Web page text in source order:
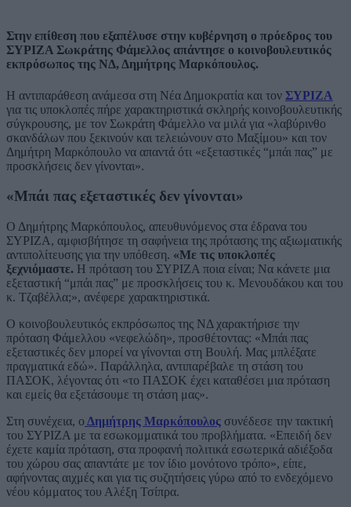
Στην επίθεση που εξαπέλυσε στην κυβέρνηση ο πρόεδρος του
ΣΥΡΙΖΑ Σωκράτης Φάμελλος απάντησε ο κοινοβουλευτικός
εκπρόσωπος της ΝΔ, Δημήτρης Μαρκόπουλος.
Η αντιπαράθεση ανάμεσα στη Νέα Δημοκρατία και τον ΣΥΡΙΖΑ
για τις υποκλοπές πήρε χαρακτηριστικά σκληρής κοινοβουλευτικής
σύγκρουσης, με τον Σωκράτη Φάμελλο να μιλά για «λαβύρινθο
σκανδάλων που ξεκινούν και τελειώνουν στο Μαξίμου» και τον
Δημήτρη Μαρκόπουλο να απαντά ότι «εξεταστικές “μπάι πας” με
προσκλήσεις δεν γίνονται».
«Μπάι πας εξεταστικές δεν γίνονται»
Ο Δημήτρης Μαρκόπουλος, απευθυνόμενος στα έδρανα του
ΣΥΡΙΖΑ, αμφισβήτησε τη σαφήνεια της πρότασης της αξιωματικής
αντιπολίτευσης για την υπόθεση. «Με τις υποκλοπές
ξεχνιόμαστε. Η πρόταση του ΣΥΡΙΖΑ ποια είναι; Να κάνετε μια
εξεταστική “μπάι πας” με προσκλήσεις του κ. Μενουδάκου και του
κ. Τζαβέλλα;», ανέφερε χαρακτηριστικά.
Ο κοινοβουλευτικός εκπρόσωπος της ΝΔ χαρακτήρισε την
πρόταση Φάμελλου «νεφελώδη», προσθέτοντας: «Μπάι πας
εξεταστικές δεν μπορεί να γίνονται στη Βουλή. Μας μπλέξατε
πραγματικά εδώ». Παράλληλα, αντιπαρέβαλε τη στάση του
ΠΑΣΟΚ, λέγοντας ότι «το ΠΑΣΟΚ έχει καταθέσει μια πρόταση
και εμείς θα εξετάσουμε τη στάση μας».
Στη συνέχεια, ο Δημήτρης Μαρκόπουλος συνέδεσε την τακτική
του ΣΥΡΙΖΑ με τα εσωκομματικά του προβλήματα. «Επειδή δεν
έχετε καμία πρόταση, στα προφανή πολιτικά εσωτερικά αδιέξοδα
του χώρου σας απαντάτε με τον ίδιο μονότονο τρόπο», είπε,
αφήνοντας αιχμές και για τις συζητήσεις γύρω από το ενδεχόμενο
νέου κόμματος του Αλέξη Τσίπρα.